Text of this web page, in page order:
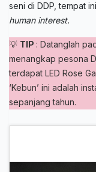
seni di DDP, tempat
human interest.
💡 TIP : Datanglah
menangkap pesona
terdapat LED Rose
‘Kebun’ ini adalah
sepanjang tahun.